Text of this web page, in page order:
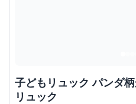
子どもリュック パンダ
リュック